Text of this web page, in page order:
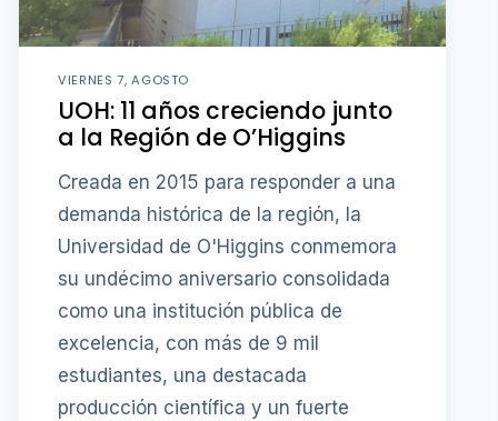
VIERNES 7, AGOSTO
UOH: 11 años creciendo junto
a la Región de O’Higgins
Creada en 2015 para responder a una
demanda histórica de la región, la
Universidad de O'Higgins conmemora
su undécimo aniversario consolidada
como una institución pública de
excelencia, con más de 9 mil
estudiantes, una destacada
producción científica y un fuerte